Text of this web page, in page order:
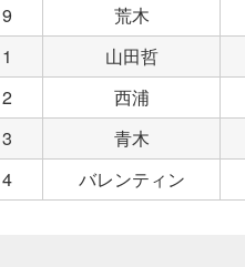
9
荒木
1
山田哲
2
西浦
3
青木
4 バレンティン